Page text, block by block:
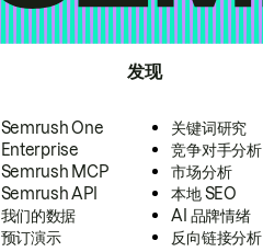
Semrush One
Enterprise
Semrush MCP
Semrush API
我们的数据
预订演示
发现
关键词研究
竞争对手分析
市场分析
本地 SEO
AI 品牌情绪
反向链接分析